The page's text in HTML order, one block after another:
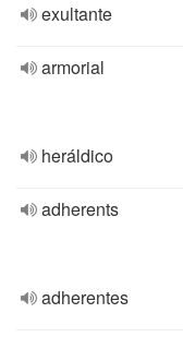
exultante
armorial
heráldico
adherents
adherentes